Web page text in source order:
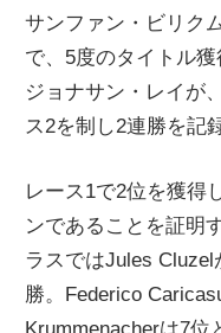
サンファン・ビリク
で、5度のタイトル
ジョナサン・レイが
ス2を制し2連勝を記
レース1で2位を獲得
ンであることを証明
ラスではJules
勝。Federico